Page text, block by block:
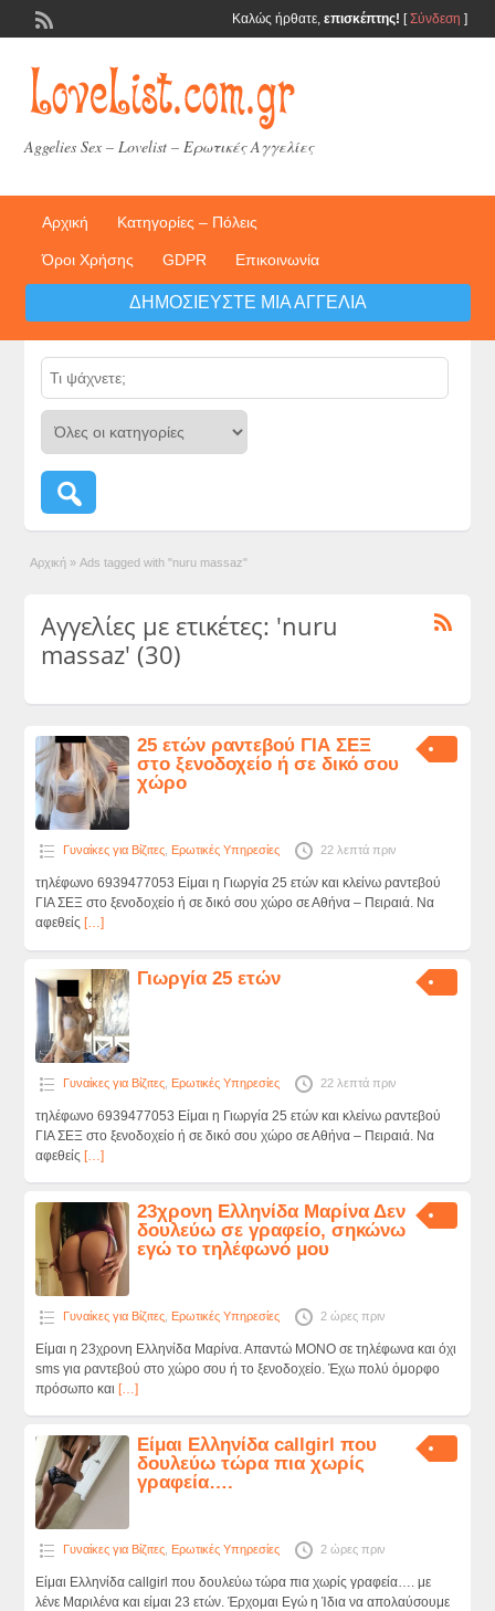
Καλώς ήρθατε, επισκέπτης! [Σύνδεση ]
Aggelies Sex – Lovelist – Ερωτικές Αγγελίες
Αρχική Κατηγορίες – Πόλεις
Όροι Χρήσης GDPR Επικοινωνία
ΔΗΜΟΣΙΕΎΣΤΕ ΜΙΑ ΑΓΓΕΛΊΑ
Αρχική » Ads tagged with "nuru massaz"
Αγγελίες με ετικέτες: 'nuru
massaz' (30)
25 ετών ραντεβού ΓΙΑ ΣΕΞ
στο ξενοδοχείο ή σε δικό σου
χώρο
Γυναίκες για Βίζιτες, Ερωτικές Υπηρεσίες 22 λεπτά πριν
τηλέφωνο 6939477053 Είμαι η Γιωργία 25 ετών και κλείνω ραντεβού
ΓΙΑ ΣΕΞ στο ξενοδοχείο ή σε δικό σου χώρο σε Αθήνα – Πειραιά. Να
αφεθείς […]
Γιωργία 25 ετών
Γυναίκες για Βίζιτες, Ερωτικές Υπηρεσίες 22 λεπτά πριν
τηλέφωνο 6939477053 Είμαι η Γιωργία 25 ετών και κλείνω ραντεβού
ΓΙΑ ΣΕΞ στο ξενοδοχείο ή σε δικό σου χώρο σε Αθήνα – Πειραιά. Να
αφεθείς […]
23χρονη Ελληνίδα Μαρίνα Δεν
δουλεύω σε γραφείο, σηκώνω
εγώ το τηλέφωνό μου
Γυναίκες για Βίζιτες, Ερωτικές Υπηρεσίες 2 ώρες πριν
Είμαι η 23χρονη Ελληνίδα Μαρίνα. Απαντώ ΜΟΝΟ σε τηλέφωνα και όχι
sms για ραντεβού στο χώρο σου ή το ξενοδοχείο. Έχω πολύ όμορφο
πρόσωπο και […]
Είμαι Ελληνίδα callgirl που
δουλεύω τώρα πια χωρίς
γραφεία….
Γυναίκες για Βίζιτες, Ερωτικές Υπηρεσίες 2 ώρες πριν
Είμαι Ελληνίδα callgirl που δουλεύω τώρα πια χωρίς γραφεία…. με
λένε Μαριλένα και είμαι 23 ετών. Έρχομαι Εγώ η Ίδια να απολαύσουμε